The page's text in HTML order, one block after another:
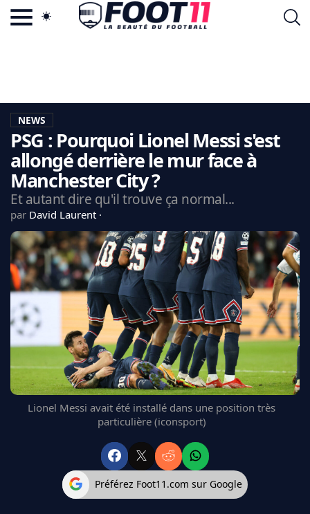
LA CHARTE
VIE PRIVÉE
CGU
CONTACTEZ-NOUS
CDM 2026
EDF
PSG
LIGUE 1
REAL MADRID
FC BARCELONE
MANCHESTER UNITED
BAYERN
L'AVIS DE LA RÉDAC'
NEWS
PSG : Pourquoi Lionel Messi s'est
allongé derrière le mur face à
Manchester City ?
Et autant dire qu'il trouve ça normal...
par David Laurent
Lionel Messi avait été installé dans une position très
particulière (iconsport)
Préférez Foot11.com sur Google